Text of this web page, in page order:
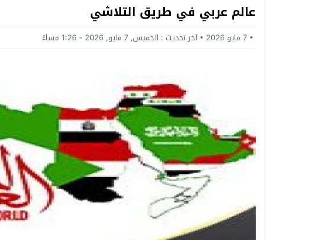
عالم عربي في طريق التلاشي
7 مايو 2026 آخر تحديث : الخميس, 7 مايو, 2026 - 1:26 مساءً